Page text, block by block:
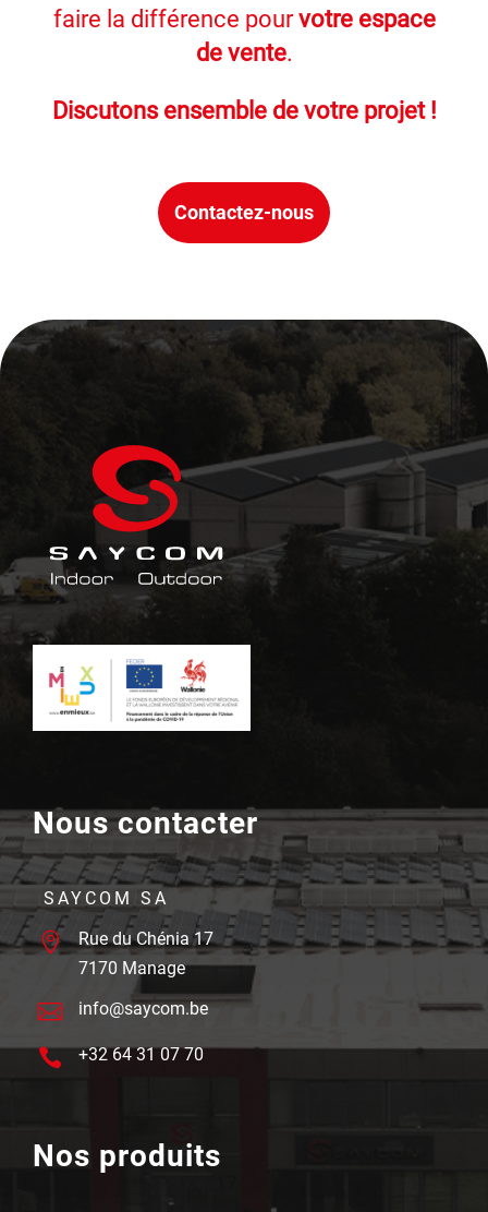
faire la différence pourvotre espace
de vente.
Discutons ensemble de votre projet !
Contactez-nous
Nous contacter
SAYCOM SA

Rue du Chénia 17
7170 Manage
 info@saycom.be
 +32 64 31 07 70
Nos produits